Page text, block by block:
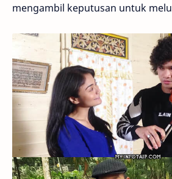
mengambil keputusan untuk